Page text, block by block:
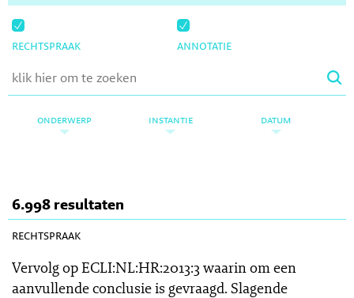
rechtspraak annotatie
onderwerp instantie datum
6.998 resultaten
rechtspraak
Vervolg op ECLI:NL:HR:2013:3 waarin om een
aanvullende conclusie is gevraagd. Slagende